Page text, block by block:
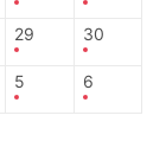
29 30
5 6